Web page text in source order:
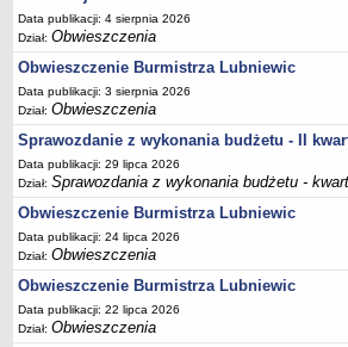
Majątek jednostek podległych
Koszt wychowania przedszkolnego
Stawki czynszów najmu lokali mieszkalnych
PRZETARGI
Zamówienia publiczne
Sprzedaż mienia
Sprzedaż nieruchomości
Zapytania ofertowe
Plan zamówień publicznych
PRAWO LOKALNE
Statut
Uchwały Rady Miejskiej
Data publikacji: 4 sierpnia 2026
Dział:Obwieszczenia
Obwieszczenie Burmistrza Lubniewic
Data publikacji: 3 sierpnia 2026
Dział:Obwieszczenia
Sprawozdanie z wykonania budżetu - II
Data publikacji: 29 lipca 2026
Dział:Sprawozdania z wykonania budżetu -
Obwieszczenie Burmistrza Lubniewic
Data publikacji: 24 lipca 2026
Dział:Obwieszczenia
Obwieszczenie Burmistrza Lubniewic
Data publikacji: 22 lipca 2026
Dział:Obwieszczenia